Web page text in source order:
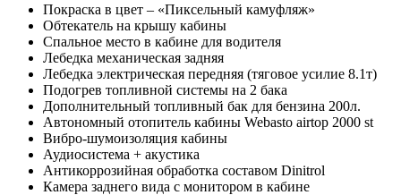
Покраска в цвет – «Пиксельный камуфляж»
Обтекатель на крышу кабины
Спальное место в кабине для водителя
Лебедка механическая задняя
Лебедка электрическая передняя (тяговое усилие 8.1т)
Подогрев топливной системы на 2 бака
Дополнительный топливный бак для бензина 200л.
Автономный отопитель кабины Webasto airtop 2000 st
Вибро-шумоизоляция кабины
Аудиосистема + акустика
Антикоррозийная обработка составом Dinitrol
Камера заднего вида с монитором в кабине